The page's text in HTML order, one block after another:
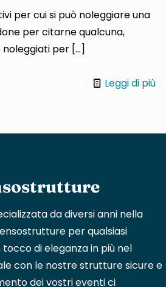
per cui si può noleggiare una
per citarne qualcuna,
noleggiati per […]
Leggi di più
da diversi anni nella
per qualsiasi
di eleganza in più nel
con le nostre strutture sicure e
dei vostri eventi ci